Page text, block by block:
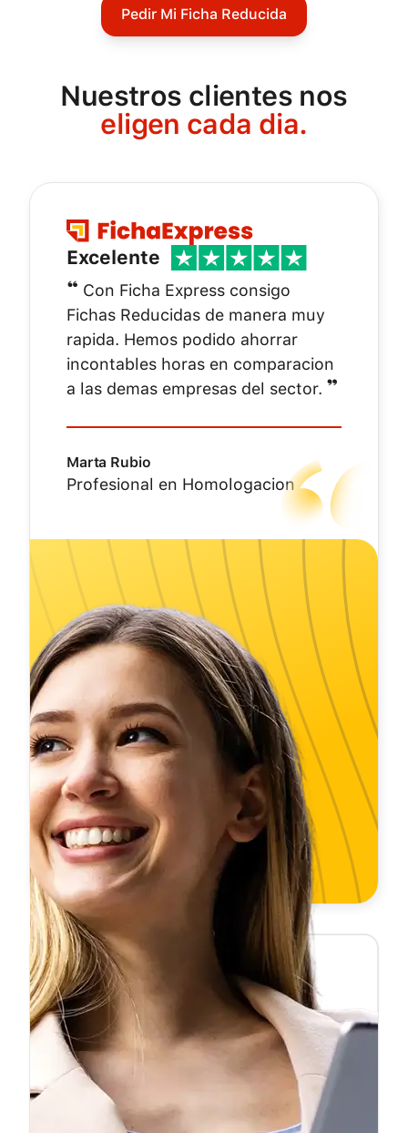
Pedir Mi Ficha Reducida
Nuestros clientes nos
eligen cada dia.
Excelente
❝ Con Ficha Express consigo
Fichas Reducidas de manera muy
rapida. Hemos podido ahorrar
incontables horas en comparacion
a las demas empresas del sector. ❞
Marta Rubio
Profesional en Homologacion
❝Importé un Audi desde Alemania y
necesitaba la ficha reducida para
matricularlo. La pedí un martes a las 10h
y a las 10:47 ya la tenía en mi correo.
Ahorré semanas comparado con la
gestoría.❞